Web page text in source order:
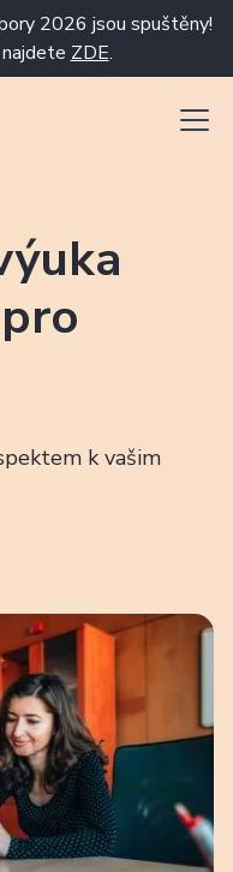
2026 jsou spuštěny!
ZDE.
k vašim